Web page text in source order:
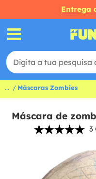
Entrega
... Máscaras Zombies
Máscara de
3